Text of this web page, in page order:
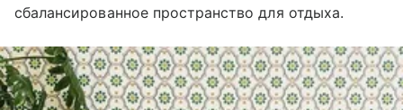
сбалансированное пространство для отдыха.